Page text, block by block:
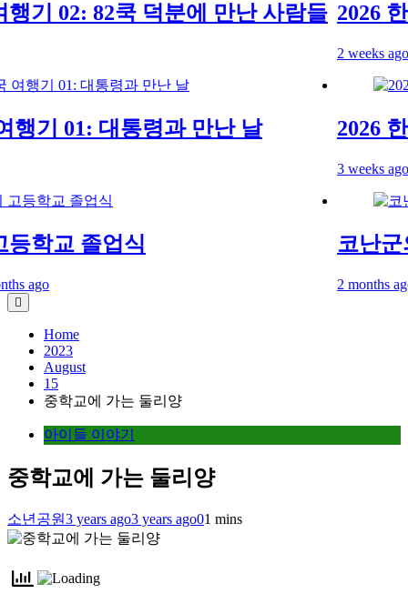
기 02: 82쿡 덕분에 만난 사람들
기 01: 대통령과 만난 날
교 졸업식
ago
2026 한
2 weeks ago
2026 한
3 weeks ago
코난군
2 months ago 2
Home
2023
August
15
중학교에 가는 둘리양
아이들 이야기
중학교에 가는 둘리양
소년공원3 years ago3 years ago01 mins